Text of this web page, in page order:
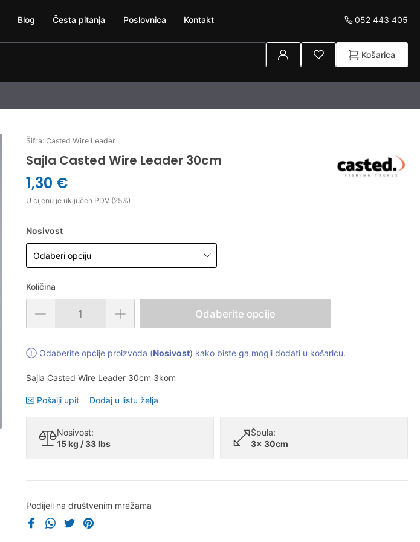
Blog Česta pitanja Poslovnica Kontakt 052 443 405
Košarica
Šifra: Casted Wire Leader
Sajla Casted Wire Leader 30cm
1,30 €
U cijenu je uključen PDV (25%)
Nosivost
Količina
Odaberite opcije
Odaberite opcije proizvoda (Nosivost) kako biste ga mogli dodati u košaricu.
Sajla Casted Wire Leader 30cm 3kom
Pošalji upit Dodaj u listu želja
Nosivost:
15 kg / 33 lbs
Špula:
3x 30cm
Podijeli na društvenim mrežama